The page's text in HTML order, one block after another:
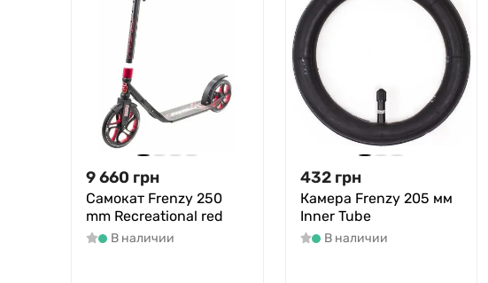
9 660 грн
Самокат Frenzy 250
mm Recreational red
В наличии
432 грн
Камера Frenzy 205 мм
Inner Tube
В наличии